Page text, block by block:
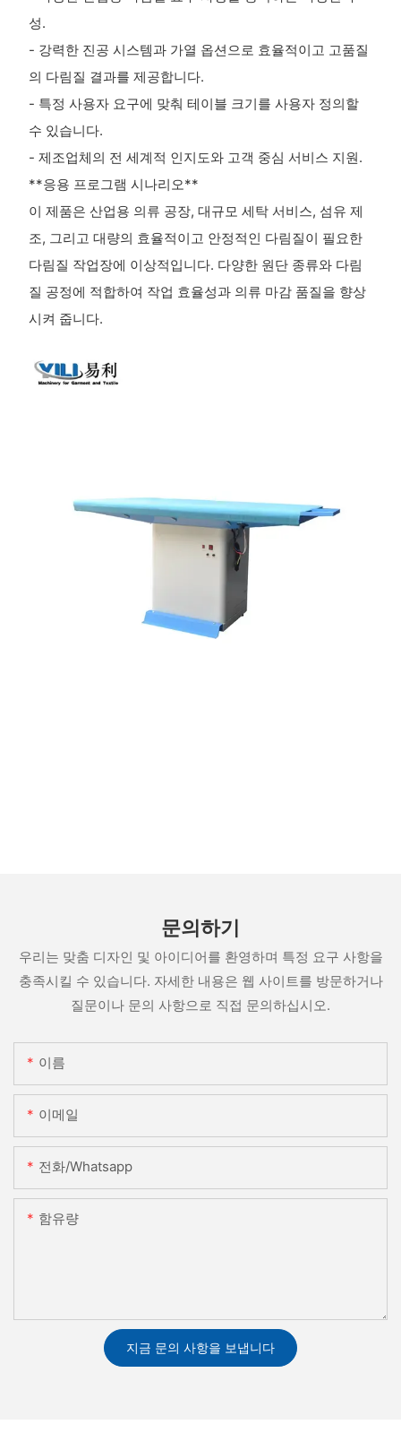
성.
- 강력한 진공 시스템과 가열 옵션으로 효율적이고 고품질
의 다림질 결과를 제공합니다.
- 특정 사용자 요구에 맞춰 테이블 크기를 사용자 정의할
수 있습니다.
- 제조업체의 전 세계적 인지도와 고객 중심 서비스 지원.
**응용 프로그램 시나리오**
이 제품은 산업용 의류 공장, 대규모 세탁 서비스, 섬유 제
조, 그리고 대량의 효율적이고 안정적인 다림질이 필요한
다림질 작업장에 이상적입니다. 다양한 원단 종류와 다림
질 공정에 적합하여 작업 효율성과 의류 마감 품질을 향상
시켜 줍니다.
문의하기
우리는 맞춤 디자인 및 아이디어를 환영하며 특정 요구 사항을
충족시킬 수 있습니다. 자세한 내용은 웹 사이트를 방문하거나
질문이나 문의 사항으로 직접 문의하십시오.
이름
이메일
전화/whatsapp
함유량
지금 문의 사항을 보냅니다